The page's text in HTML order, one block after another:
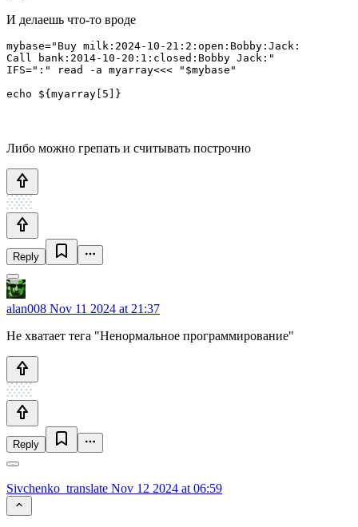
И делаешь что-то вроде
mybase="Buy milk:2024-10-21:2:open:Bobby:Jack:
Call bank:2014-10-20:1:closed:Bobby Jack:"
IFS=":" read -a myarray<<< "$mybase"
echo ${myarray[5]}
Либо можно грепать и считывать построчно
Reply
alan008 Nov 11 2024 at 21:37
Не хватает тега "Ненормальное программирование"
Reply
Sivchenko_translate Nov 12 2024 at 06:59